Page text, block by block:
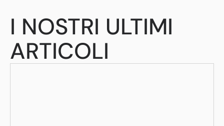
I NOSTRI ULTIMI
ARTICOLI​